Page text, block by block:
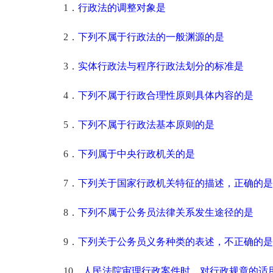
1． 行政法的调整对象是
2． 下列不属于行政法的一般渊源的是
3． 实体行政法与程序行政法划分的标准是
4． 下列不属于行政合理性原则具体内容的是
5． 下列不属于行政法基本原则的是
6． 下列属于中央行政机关的是
7． 下列关于国家行政机关特征的描述，正确的是
8． 下列不属于公务员法律关系发生途径的是
9． 下列关于公务员义务种类的表述，不正确的是
10． 人民法院审理行政案件时，对行政规章的适